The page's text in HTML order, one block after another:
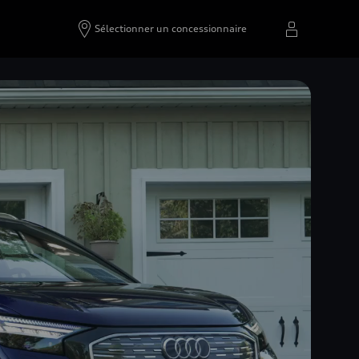
Sélectionner un concessionnaire